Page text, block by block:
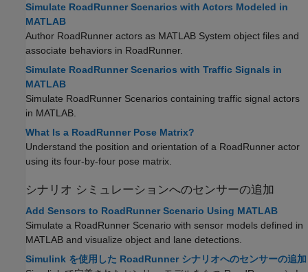
Simulate RoadRunner Scenarios with Actors Modeled in
MATLAB
Author RoadRunner actors as MATLAB System object files and
associate behaviors in RoadRunner.
Simulate RoadRunner Scenarios with Traffic Signals in
MATLAB
Simulate RoadRunner Scenarios containing traffic signal actors
in MATLAB.
What Is a RoadRunner Pose Matrix?
Understand the position and orientation of a RoadRunner actor
using its four-by-four pose matrix.
シナリオ シミュレーションへのセンサーの追加
Add Sensors to RoadRunner Scenario Using MATLAB
Simulate a RoadRunner Scenario with sensor models defined in
MATLAB and visualize object and lane detections.
Simulink を使用した RoadRunner シナリオへのセンサーの追加